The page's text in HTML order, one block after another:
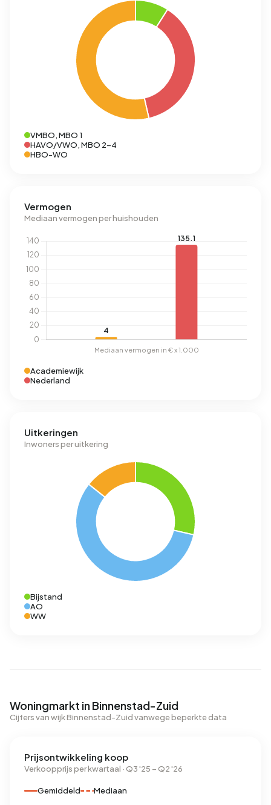
VMBO, MBO 1
HAVO/VWO, MBO 2-4
HBO-WO
Vermogen
Mediaan vermogen per huishouden
Academiewijk
Nederland
Uitkeringen
Inwoners per uitkering
Bijstand
AO
WW
Woningmarkt in Binnenstad-Zuid
Cijfers van wijk Binnenstad-Zuid vanwege beperkte data
Prijsontwikkeling koop
Verkoopprijs per kwartaal · Q3 '25 – Q2 '26
Gemiddeld Mediaan